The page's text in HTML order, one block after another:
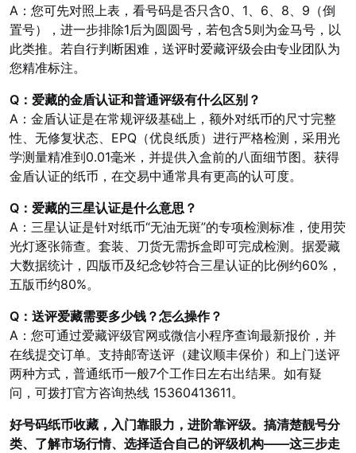
A：您可先对照上表，看号码是否只含0、1、6、8、9（倒
置号），进一步排除1后为圆圆号，若包含5则为金马号，以
此类推。若自行判断困难，送评时爱藏评级会由专业团队为
您精准标注。
Q：爱藏的金盾认证和普通评级有什么区别？
A：金盾认证是在常规评级基础上，额外对纸币的尺寸完整
性、无修复状态、EPQ（优良纸质）进行严格检测，采用光
学测量精准到0.01毫米，并提供入盒前的八面细节图。获得
金盾认证的纸币，在交易中通常具有更高的认可度。
Q：爱藏的三星认证是什么意思？
A：三星认证是针对纸币“无油无斑”的专项检测标准，使用荧
光灯逐张筛查。套装、刀货无需拆盒即可完成检测。据爱藏
大数据统计，四版币及纪念钞符合三星认证的比例约60%，
五版币约80%。
Q：送评爱藏需要多少钱？怎么操作？
A：您可通过爱藏评级官网或微信小程序查询最新报价，并
在线提交订单。支持邮寄送评（建议顺丰保价）和上门送评
两种方式，普通纸币一般7个工作日左右出结果。如有疑
问，可拨打官方咨询热线 15360413611。
好号码纸币收藏，入门靠眼力，进阶靠评级。搞清楚靓号分
类、了解市场行情、选择适合自己的评级机构——这三步走